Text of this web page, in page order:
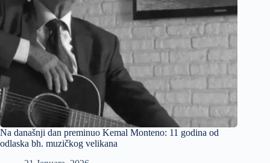
Na današnji dan preminuo Kemal Monteno: 11 godina od
odlaska bh. muzičkog velikana